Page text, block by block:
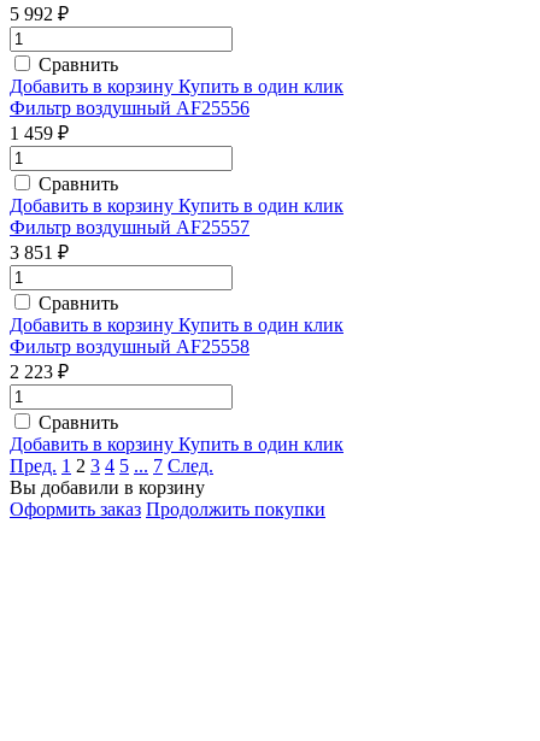
5 992 ₽
Сравнить
Добавить в корзину Купить в один клик
Фильтр воздушный AF25556
1 459 ₽
Сравнить
Добавить в корзину Купить в один клик
Фильтр воздушный AF25557
3 851 ₽
Сравнить
Добавить в корзину Купить в один клик
Фильтр воздушный AF25558
2 223 ₽
Сравнить
Добавить в корзину Купить в один клик
Пред. 1 2 3 4 5 ... 7 След.
Вы добавили в корзину
Оформить заказ Продолжить покупки